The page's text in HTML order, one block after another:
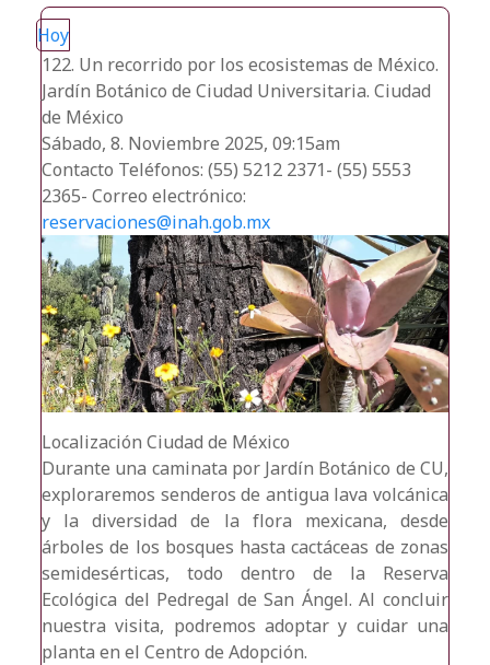
Hoy
122. Un recorrido por los ecosistemas de México.
Jardín Botánico de Ciudad Universitaria. Ciudad
de México
Sábado, 8. Noviembre 2025, 09:15am
Contacto Teléfonos: (55) 5212 2371- (55) 5553
2365- Correo electrónico:
reservaciones@inah.gob.mx
Localización Ciudad de México
Durante una caminata por Jardín Botánico de CU,
exploraremos senderos de antigua lava volcánica
y la diversidad de la flora mexicana, desde
árboles de los bosques hasta cactáceas de zonas
semidesérticas, todo dentro de la Reserva
Ecológica del Pedregal de San Ángel. Al concluir
nuestra visita, podremos adoptar y cuidar una
planta en el Centro de Adopción.